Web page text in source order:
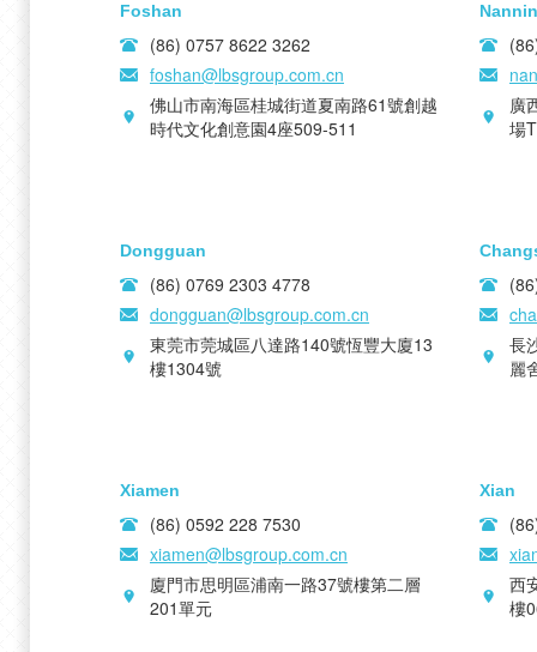
Foshan
(86) 0757 8622 3262
foshan@lbsgroup.com.cn
佛山市南海區桂城街道夏南路61號創越
時代文化創意園4座509-511
廣
場
Dongguan
(86) 0769 2303 4778
dongguan@lbsgroup.com.cn
東莞市莞城區八達路140號恆豐大廈13
樓1304號
長
麗
Xiamen
(86) 0592 228 7530
xiamen@lbsgroup.com.cn
廈門市思明區浦南一路37號樓第二層
201單元
Xian
西
樓